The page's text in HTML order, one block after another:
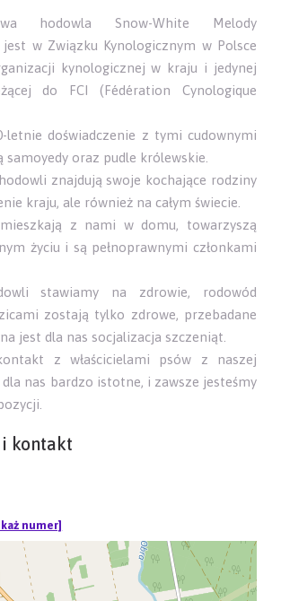
hodowla Snow-White Melody
w Związku Kynologicznym w Polsce
kynologicznej w kraju i jedynej
do FCI (Fédération Cynologique
letnie doświadczenie z tymi cudownymi
samoyedy oraz pudle królewskie.
znajdują swoje kochające rodziny
kraju, ale również na całym świecie.
z nami w domu, towarzyszą
życiu i są pełnoprawnymi członkami
stawiamy na zdrowie, rodowód
zostają tylko zdrowe, przebadane
jest dla nas socjalizacja szczeniąt.
z właścicielami psów z naszej
nas bardzo istotne, i zawsze jesteśmy
kontakt
numer]